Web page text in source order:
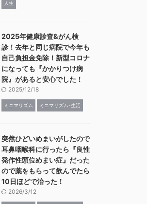
人生
2025年健康診査&がん検
診！去年と同じ病院で今年も
自己負担金免除！新型コロナ
になっても『かかりつけ病
院』があると安心でした！
2025/12/18
ミニマリズム ミニマリズム-生活
突然ひどいめまいがしたので
耳鼻咽喉科に行ったら『良性
発作性頭位めまい症』だった
ので薬をもらって飲んでたら
10日ほどで治った！
2026/3/12